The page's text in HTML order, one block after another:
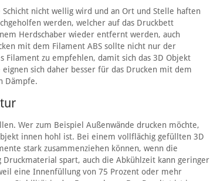
nicht wellig wird und an Ort und Stelle haften
werden, welcher auf das Druckbett
Herdschaber wieder entfernt werden, auch
mit dem Filament ABS sollte nicht nur der
Filament zu empfehlen, damit sich das 3D Objekt
sich daher besser für das Drucken mit dem
Dämpfe.
Wer zum Beispiel Außenwände drucken möchte,
innen hohl ist. Bei einem vollflächig gefüllten 3D
stark zusammenziehen können, wenn die
spart, auch die Abkühlzeit kann geringer
eine Innenfüllung von 75 Prozent oder mehr